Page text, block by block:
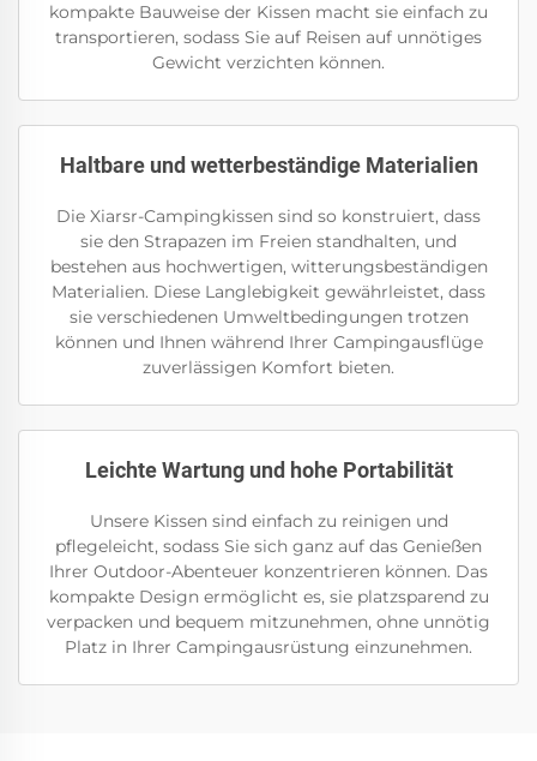
kompakte Bauweise der Kissen macht sie einfach zu
transportieren, sodass Sie auf Reisen auf unnötiges
Gewicht verzichten können.
Haltbare und wetterbeständige Materialien
Die Xiarsr-Campingkissen sind so konstruiert, dass
sie den Strapazen im Freien standhalten, und
bestehen aus hochwertigen, witterungsbeständigen
Materialien. Diese Langlebigkeit gewährleistet, dass
sie verschiedenen Umweltbedingungen trotzen
können und Ihnen während Ihrer Campingausflüge
zuverlässigen Komfort bieten.
Leichte Wartung und hohe Portabilität
Unsere Kissen sind einfach zu reinigen und
pflegeleicht, sodass Sie sich ganz auf das Genießen
Ihrer Outdoor-Abenteuer konzentrieren können. Das
kompakte Design ermöglicht es, sie platzsparend zu
verpacken und bequem mitzunehmen, ohne unnötig
Platz in Ihrer Campingausrüstung einzunehmen.